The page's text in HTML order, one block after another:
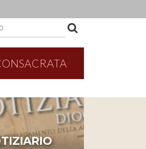
8/16/2026
Messa per la festa